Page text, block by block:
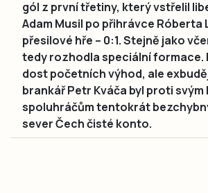
gól z první třetiny, který vstřelil
Adam Musil po přihrávce Róberta
přesilové hře – 0:1. Stejně jako
tedy rozhodla speciální formace.
dost početních výhod, ale
brankář Petr Kváča byl proti svým
spoluhráčům tentokrát
sever Čech čisté konto.